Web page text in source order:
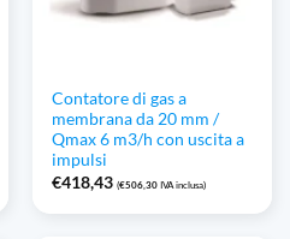
Contatore di gas a
membrana da 20 mm /
Qmax 6 m3/h con uscita a
impulsi
€418,43 (€506,30 IVA inclusa)